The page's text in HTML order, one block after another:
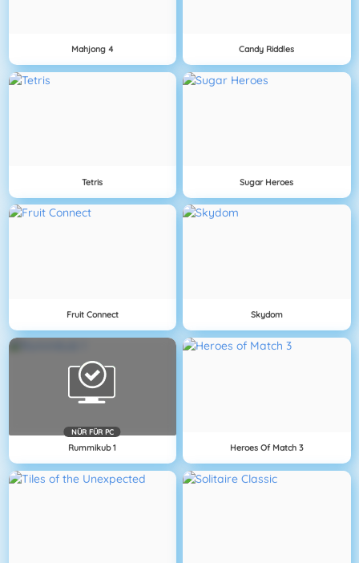
Mahjong 4 Candy Riddles
Tetris Sugar Heroes
Fruit Connect Skydom
NÜR FÜR PC
Rummikub 1 Heroes Of Match 3